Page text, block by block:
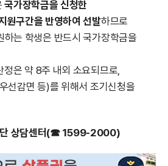
국가장학금을 신청한
원구간을 반영하여 선발하므로
하는 학생은 반드시 국가장학금을
정은 약 8주 내외 소요되므로,
선감면 등)를 위해서 조기신청을
단 상담센터(☎ 1599-2000)